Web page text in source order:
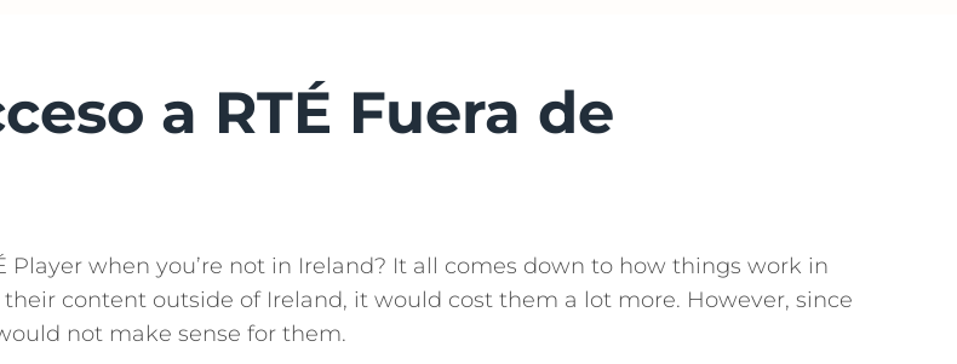
a RTÉ Fuera de
Player when you’re not in Ireland? It all comes down to how things work in
content outside of Ireland, it would cost them a lot more. However, since
not make sense for them.